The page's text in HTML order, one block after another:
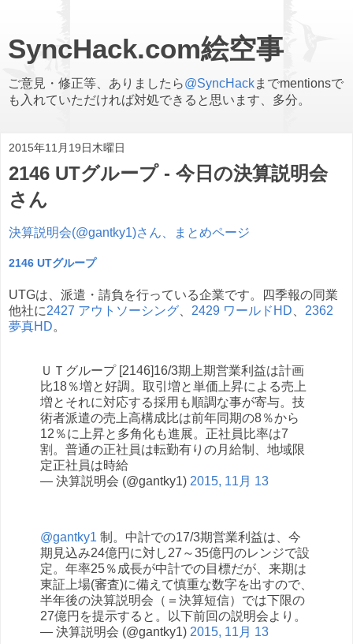
SyncHack.com絵空事
ご意見・修正等、ありましたら@SyncHackまでmentionsで
も入れていただければ対処できると思います、多分。
2015年11月19日木曜日
2146 UTグループ - 今日の決算説明会
さん
決算説明会(@gantky1)さん、まとめページ
2146 UTグループ
UTGは、派遣・請負を行っている企業です。四季報の同業
他社に2427 アウトソーシング 2429 ワールドHD
2362
夢真HD。
ＵＴグループ [2146]16/3期上期営業利益は計画
比18％増と好調。取引増と単価上昇による売上
増とそれに対応する採用も順調な事が寄与。技
術者派遣の売上高構成比は前年同期の8％から
12％に上昇と多角化も進展。正社員比率は7
割。普通の正社員は転勤有りの月給制、地域限
定正社員は時給
— 決算説明会 (@gantky1) 2015, 11月 13
@gantky1 制。中計での17/3期営業利益は、今
期見込み24億円に対し27～35億円のレンジで設
定。年率25％成長が中計での目標だが、来期は
東証上場(審査)に備えて慎重な数字を出すので、
半年後の決算説明会（＝決算短信）では下限の
27億円を提示すると。以下前回の説明会より。
— 決算説明会 (@gantky1) 2015, 11月 13